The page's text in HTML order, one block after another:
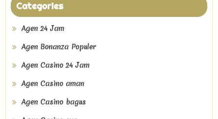
Categories
Agen 24 Jam
Agen Bonanza Populer
Agen Casino 24 Jam
Agen Casino aman
Agen Casino bagus